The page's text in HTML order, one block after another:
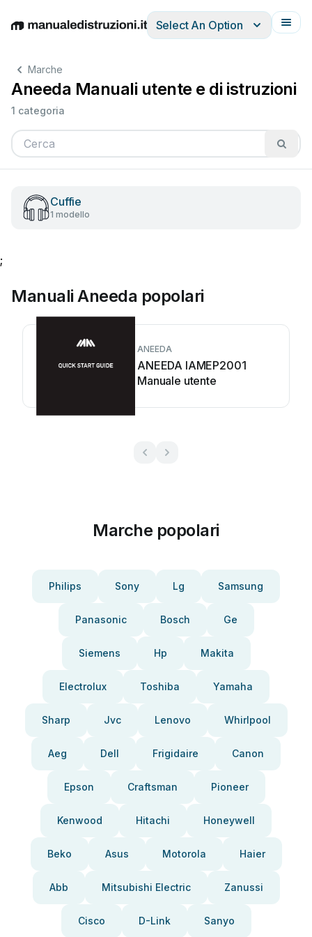
EnglishDeutschEspañolItalianoFrançais
Select An Option
Marche
Aneeda Manuali utente e di istruzioni
1 categoria
Cuffie
1 modello
;
Manuali Aneeda popolari
ANEEDA
ANEEDA IAMEP2001
Manuale utente
Marche popolari
Philips Sony Lg Samsung
Panasonic Bosch Ge
Siemens Hp Makita
Electrolux Toshiba Yamaha
Sharp Jvc Lenovo Whirlpool
Aeg Dell Frigidaire Canon
Epson Craftsman Pioneer
Kenwood Hitachi Honeywell
Beko Asus Motorola Haier
Abb Mitsubishi Electric Zanussi
Cisco D-Link Sanyo